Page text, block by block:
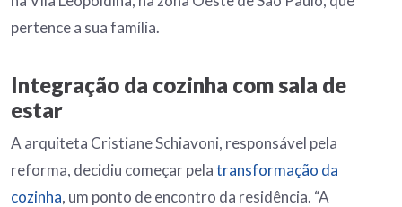
pertence a sua família.
Integração da cozinha com sala de
estar
A arquiteta Cristiane Schiavoni, responsável pela
reforma, decidiu começar pelatransformação da
cozinha, um ponto de encontro da residência. “A